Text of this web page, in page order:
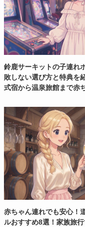
鈴鹿サーキットの子連れ
敗しない選び方と特典を
式宿から温泉旅館まで赤
赤ちゃん連れでも安心！
ルおすすめ8選！家族旅